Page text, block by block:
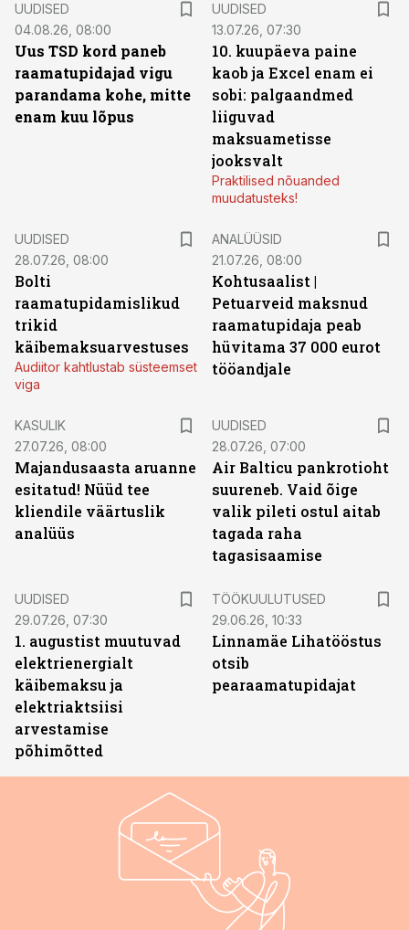
UUDISED
04.08.26, 08:00
Uus TSD kord paneb
raamatupidajad vigu
parandama kohe, mitte
enam kuu lõpus
UUDISED
13.07.26, 07:30
10. kuupäeva paine
kaob ja Excel enam ei
sobi: palgaandmed
liiguvad
maksuametisse
jooksvalt
Praktilised nõuanded
muudatusteks!
UUDISED
28.07.26, 08:00
Bolti
raamatupidamislikud
trikid
käibemaksuarvestuses
Audiitor kahtlustab süsteemset
viga
ANALÜÜSID
21.07.26, 08:00
Kohtusaalist |
Petuarveid maksnud
raamatupidaja peab
hüvitama 37 000 eurot
tööandjale
KASULIK
27.07.26, 08:00
Majandusaasta aruanne
esitatud! Nüüd tee
kliendile väärtuslik
analüüs
UUDISED
28.07.26, 07:00
Air Balticu pankrotioht
suureneb. Vaid õige
valik pileti ostul aitab
tagada raha
tagasisaamise
UUDISED
29.07.26, 07:30
1. augustist muutuvad
elektrienergialt
käibemaksu ja
elektriaktsiisi
arvestamise
põhimõtted
TÖÖKUULUTUSED
29.06.26, 10:33
Linnamäe Lihatööstus
otsib
pearaamatupidajat